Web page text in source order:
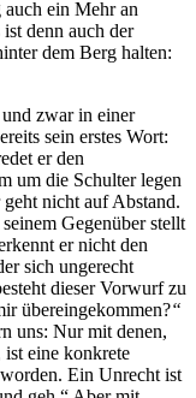
auch ein Mehr an
denn auch der
dem Berg halten:
zwar in einer
sein erstes Wort:
er den
um die Schulter legen
nicht auf Abstand.
Gegenüber stellt
er nicht den
sich ungerecht
dieser Vorwurf zu
übereingekommen?“
uns: Nur mit denen,
ist eine konkrete
Ein Unrecht ist